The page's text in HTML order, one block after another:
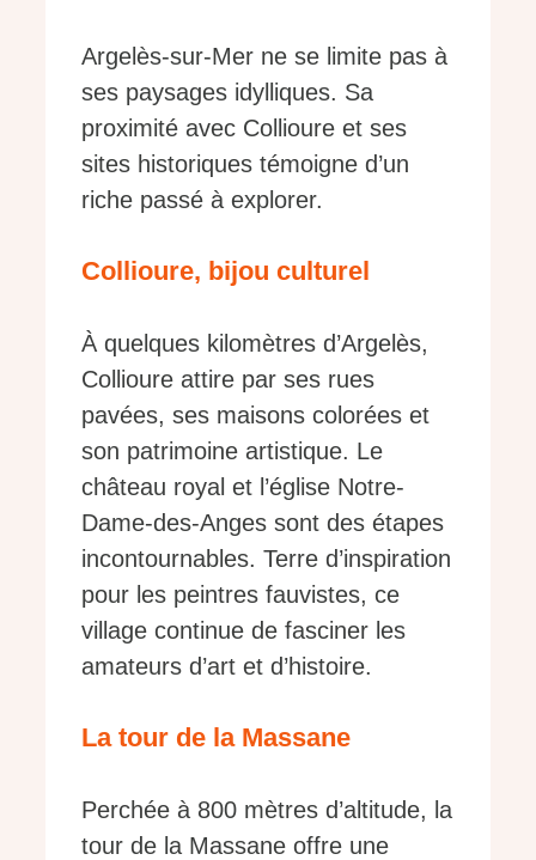
Argelès-sur-Mer ne se limite pas à
ses paysages idylliques. Sa
proximité avec Collioure et ses
sites historiques témoigne d’un
riche passé à explorer.
Collioure, bijou culturel
À quelques kilomètres d’Argelès,
Collioure attire par ses rues
pavées, ses maisons colorées et
son patrimoine artistique. Le
château royal et l’église Notre-
Dame-des-Anges sont des étapes
incontournables. Terre d’inspiration
pour les peintres fauvistes, ce
village continue de fasciner les
amateurs d’art et d’histoire.
La tour de la Massane
Perchée à 800 mètres d’altitude, la
tour de la Massane offre une